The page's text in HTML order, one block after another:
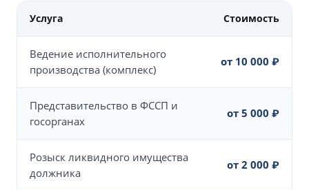
Услуга Стоимость
Ведение исполнительного
производства (комплекс)
от 10 000 ₽
Представительство в ФССП и
госорганах
от 5 000 ₽
Розыск ликвидного имущества
должника
от 2 000 ₽